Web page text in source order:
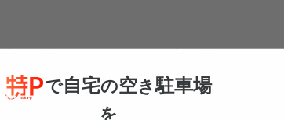
のお問い合わせに関しては、ご案内を控えさせて頂
さい。
で自宅の空き駐車場
を